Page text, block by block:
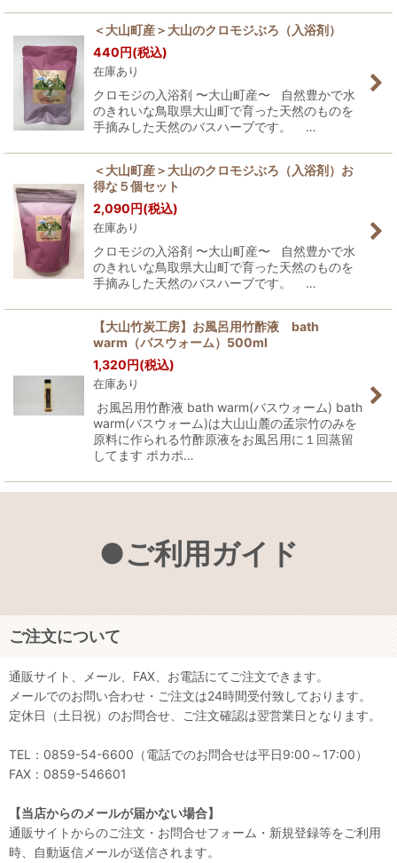
＜大山町産＞大山のクロモジぶろ（入浴剤）
440円(税込)
在庫あり
クロモジの入浴剤 〜大山町産〜 自然豊かで水
のきれいな鳥取県大山町で育った天然のものを
手摘みした天然のバスハーブです。 …
＜大山町産＞大山のクロモジぶろ（入浴剤）お
得な５個セット
2,090円(税込)
在庫あり
クロモジの入浴剤 〜大山町産〜 自然豊かで水
のきれいな鳥取県大山町で育った天然のものを
手摘みした天然のバスハーブです。 …
【大山竹炭工房】お風呂用竹酢液 bath
warm（バスウォーム）500ml
1,320円(税込)
在庫あり
お風呂用竹酢液 bath warm(バスウォーム) bath
warm(バスウォーム)は大山山麓の孟宗竹のみを
原料に作られる竹酢原液をお風呂用に１回蒸留
してます ポカポ…
●ご利用ガイド
ご注文について
通販サイト、メール、FAX、お電話にてご注文できます。
メールでのお問い合わせ・ご注文は24時間受付致しております。
定休日（土日祝）のお問合せ、ご注文確認は翌営業日となります。
TEL：0859-54-6600（電話でのお問合せは平日9:00～17:00）
FAX：0859-546601
【当店からのメールが届かない場合】
通販サイトからのご注文・お問合せフォーム・新規登録等をご利用
時、自動返信メールが送信されます。